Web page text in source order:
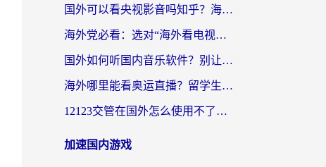
国外可以看央视影音吗知乎？海外党亲测有效的回国加速方案
海外党必看：选对“海外看电视剧软件”，再也不用愁国内剧刷不了
国外如何听国内音乐软件？别让地域限制，断了你的中文歌单
海外哪里能看奥运直播？留学生&海外华人必看的体育赛事观赛终极指南
12123交管在国外怎么使用不了？海外华人必看的无缝访问国内资源指南
加速国内游戏